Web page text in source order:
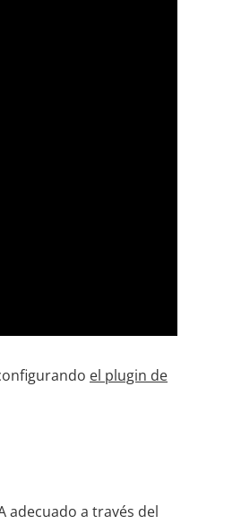
el plugin de
adecuado a través del